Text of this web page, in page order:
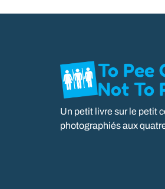
To Pee
Not To
Un petit livre sur le petit
photographiés aux